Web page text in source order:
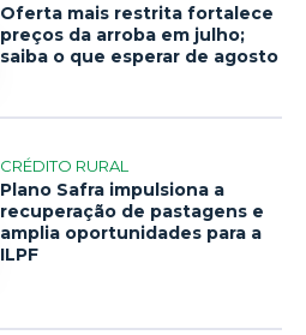
Oferta mais restrita fortalece
preços da arroba em julho;
saiba o que esperar de agosto
CRÉDITO RURAL
Plano Safra impulsiona a
recuperação de pastagens e
amplia oportunidades para a
ILPF